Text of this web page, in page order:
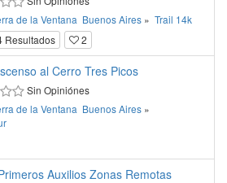
de la Ventana Buenos Aires » Trail 14k
Resultados
2
al Cerro Tres Picos
Sin Opiniónes
de la Ventana Buenos Aires »
Auxilios Zonas Remotas